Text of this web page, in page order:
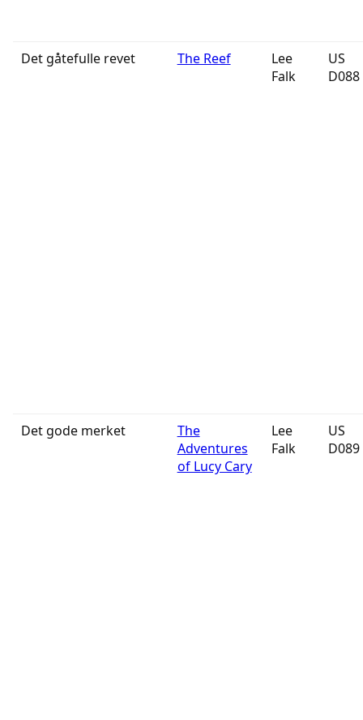
Det gåtefulle revet The Reef
Lee
Falk
US
D088
Det gode merket
The
Adventures
of Lucy Cary
Lee
Falk
US
D089